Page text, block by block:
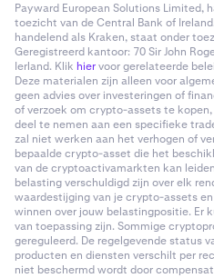
Payward European Solutions Limited,
toezicht van de Central Bank of
handelend als Kraken, staat onder
Geregistreerd kantoor: 70 Sir John
Ierland. Klik hiervoor gerelateerde
Deze materialen zijn alleen voor
geen advies over investeringen of
of verzoek om crypto-assets te
deel te nemen aan een specifieke
zal niet werken aan het verhogen of
bepaalde crypto-asset die het
van de cryptoactivamarkten kan
belasting verschuldigd zijn over elk
waardestijging van je crypto-assets
winnen over jouw belastingpositie. Er
van toepassing zijn. Sommige
gereguleerd. De regelgevende status
producten en diensten verschilt per
niet beschermd wordt door